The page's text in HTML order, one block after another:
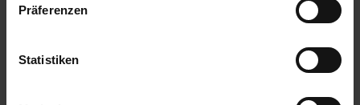
Präferenzen
Statistiken